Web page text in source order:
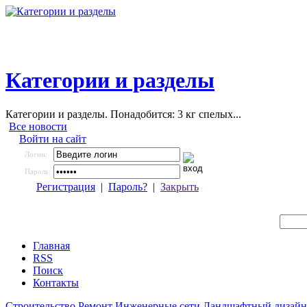
Категории и разделы
Категории и разделы. Понадобится: 3 кг спелых...
Все новости
Войти на сайт
Логин:
Пароль:
Регистрация | Пароль? | Закрыть
Главная
RSS
Поиск
Контакты